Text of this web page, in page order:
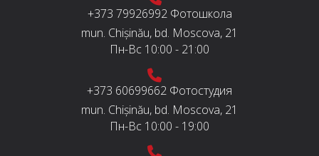
+373 79926992 Фотошкола
mun. Chișinău, bd. Moscova, 21
Пн-Вс 10:00 - 21:00
+373 60699662 Фотостудия
mun. Chișinău, bd. Moscova, 21
Пн-Вс 10:00 - 19:00